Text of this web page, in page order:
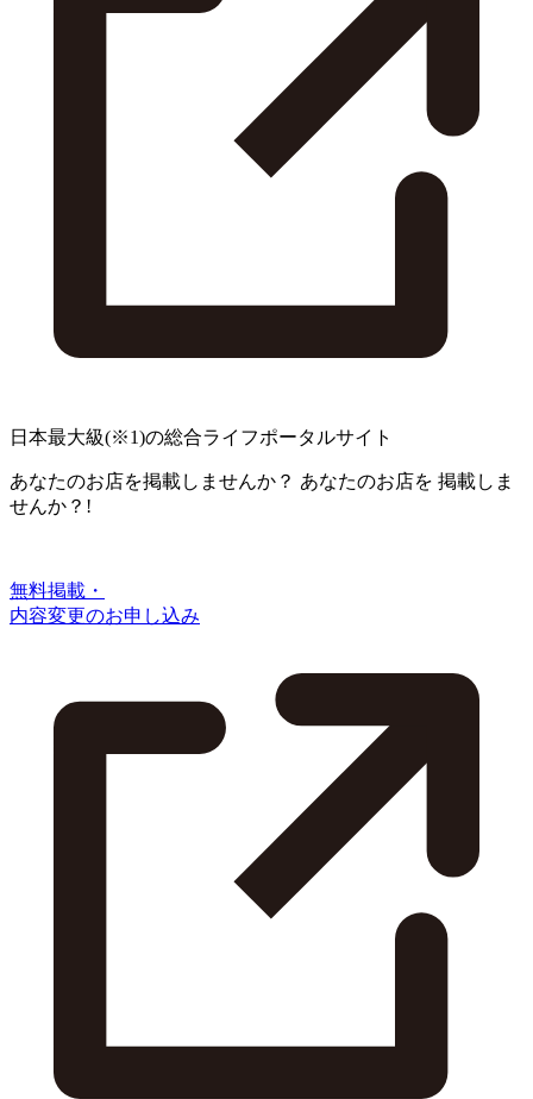
日本最大級(※1)の総合ライフポータルサイト
あなたのお店を掲載しませんか？ あなたのお店を 掲載しま
せんか？!
無料掲載・
内容変更のお申し込み